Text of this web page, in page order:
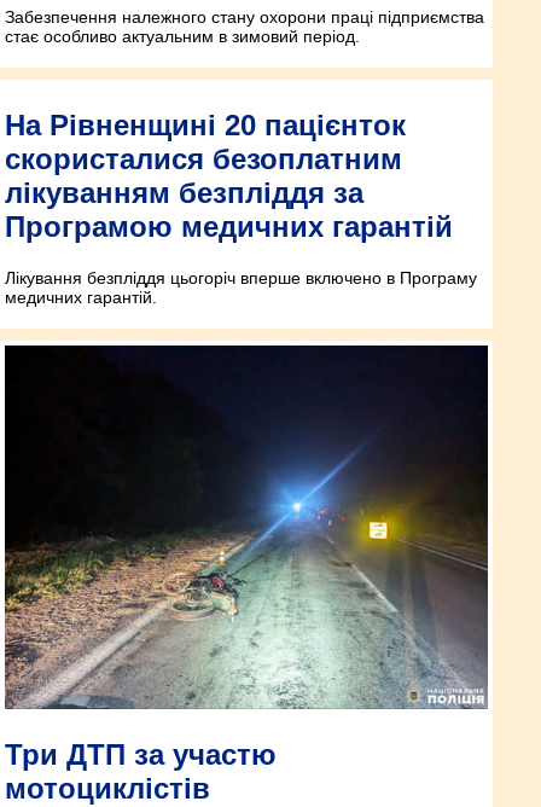
Забезпечення належного стану охорони праці підприємства
стає особливо актуальним в зимовий період.
На Рівненщині 20 пацієнток
скористалися безоплатним
лікуванням безпліддя за
Програмою медичних гарантій
Лікування безпліддя цьогоріч вперше включено в Програму
медичних гарантій.
Три ДТП за участю
мотоциклістів